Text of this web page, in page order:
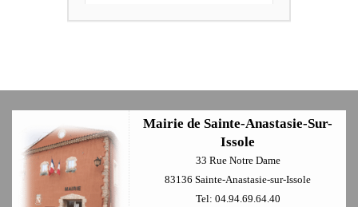
Mairie de Sainte-Anastasie-Sur-
Issole
33 Rue Notre Dame
83136 Sainte-Anastasie-sur-Issole
Tel: 04.94.69.64.40